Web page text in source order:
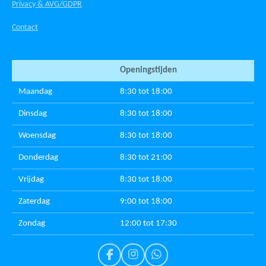
Privacy & AVG/GDPR
Contact
Openingstijden
Maandag 8:30 tot 18:00
Dinsdag 8:30 tot 18:00
Woensdag 8:30 tot 18:00
Donderdag 8:30 tot 21:00
Vrijdag 8:30 tot 18:00
Zaterdag 9:00 tot 18:00
Zondag 12:00 tot 17:30
F
I
W